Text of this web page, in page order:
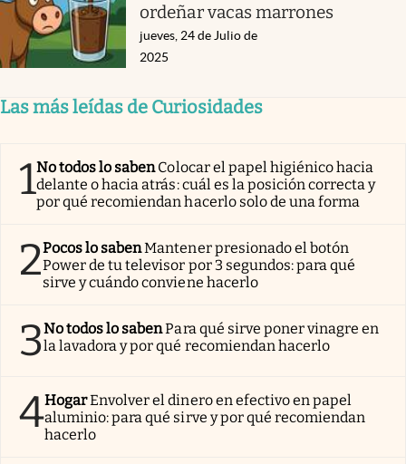
ordeñar vacas marrones
jueves, 24 de Julio de
2025
Las más leídas de Curiosidades
1No todos lo sabenColocar el papel higiénico hacia
delante o hacia atrás: cuál es la posición correcta y
por qué recomiendan hacerlo solo de una forma
2Pocos lo sabenMantener presionado el botón
Power de tu televisor por 3 segundos: para qué
sirve y cuándo conviene hacerlo
3No todos lo sabenPara qué sirve poner vinagre en
la lavadora y por qué recomiendan hacerlo
4HogarEnvolver el dinero en efectivo en papel
aluminio: para qué sirve y por qué recomiendan
hacerlo